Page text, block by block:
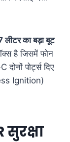
लीटर का बड़ा बूट
है जिसमें फोन
पोर्ट्स दिए
Ignition)